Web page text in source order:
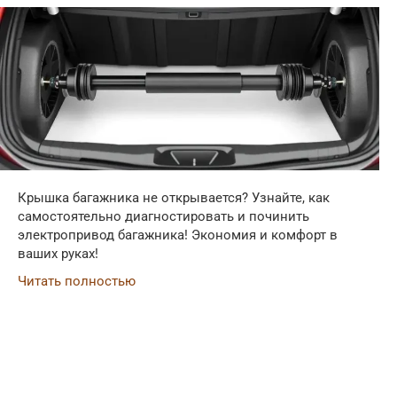
Крышка багажника не открывается? Узнайте, как
самостоятельно диагностировать и починить
электропривод багажника! Экономия и комфорт в
ваших руках!
Читать полностью